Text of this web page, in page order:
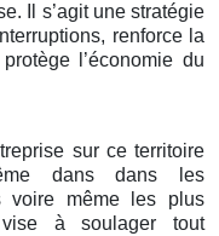
Il s’agit une stratégie
renforce la
l’économie du
sur ce territoire
dans dans les
voire même les plus
à soulager tout